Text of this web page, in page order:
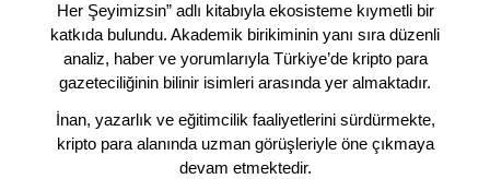
Her Şeyimizsin” adlı kitabıyla ekosisteme kıymetli bir
katkıda bulundu. Akademik birikiminin yanı sıra düzenli
analiz, haber ve yorumlarıyla Türkiye’de kripto para
gazeteciliğinin bilinir isimleri arasında yer almaktadır.
İnan, yazarlık ve eğitimcilik faaliyetlerini sürdürmekte,
kripto para alanında uzman görüşleriyle öne çıkmaya
devam etmektedir.